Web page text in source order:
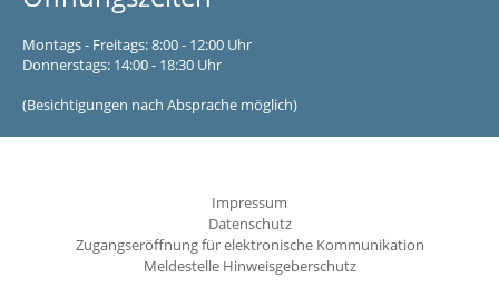
Montags - Freitags: 8:00 - 12:00 Uhr
Donnerstags: 14:00 - 18:30 Uhr
(Besichtigungen nach Absprache möglich)
Impressum
Datenschutz
Zugangseröffnung für elektronische Kommunikation
Meldestelle Hinweisgeberschutz